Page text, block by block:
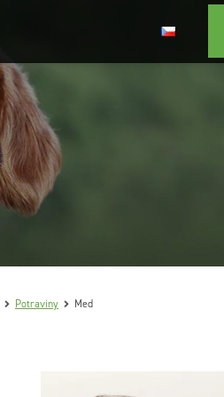
Potraviny Med